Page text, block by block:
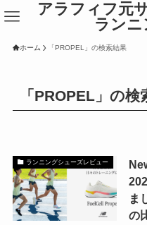
アラフィフ元
ランニ
ホーム 「PROPEL」の検索結果
「PROPEL」の検
ランニングシューズレビュー
ま
の